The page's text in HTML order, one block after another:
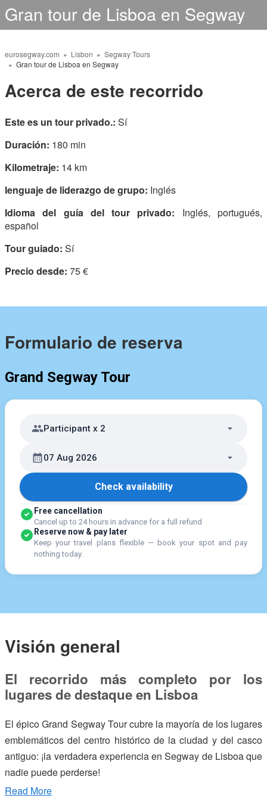
Gran tour de Lisboa en Segway
eurosegway.com » Lisbon » Segway Tours
» Gran tour de Lisboa en Segway
Acerca de este recorrido
Este es un tour privado.: Sí
Duración: 180 min
Kilometraje: 14 km
lenguaje de liderazgo de grupo: Inglés
Idioma del guía del tour privado: Inglés, portugués,
español
Tour guiado: Sí
Precio desde: 75 €
Formulario de reserva
Grand Segway Tour
Participant x 2
07 Aug 2026
Check availability
Free cancellation
Cancel up to 24 hours in advance for a full refund
Reserve now & pay later
Keep your travel plans flexible — book your spot and pay
nothing today.
Visión general
El recorrido más completo por los
lugares de destaque en Lisboa
El épico Grand Segway Tour cubre la mayoría de los lugares
emblemáticos del centro histórico de la ciudad y del casco
antiguo: ¡la verdadera experiencia en Segway de Lisboa que
nadie puede perderse!
Partiendo de Alfama, cerca del puerto de cruceros,
Read More